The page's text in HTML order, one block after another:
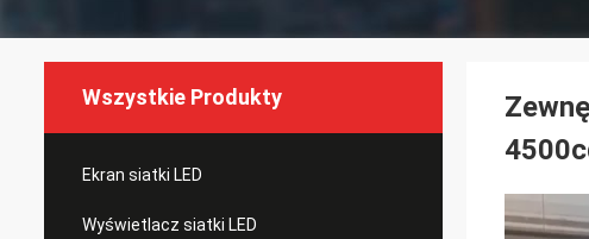
Wszystkie Produkty
Ekran siatki LED
Wyświetlacz siatki LED